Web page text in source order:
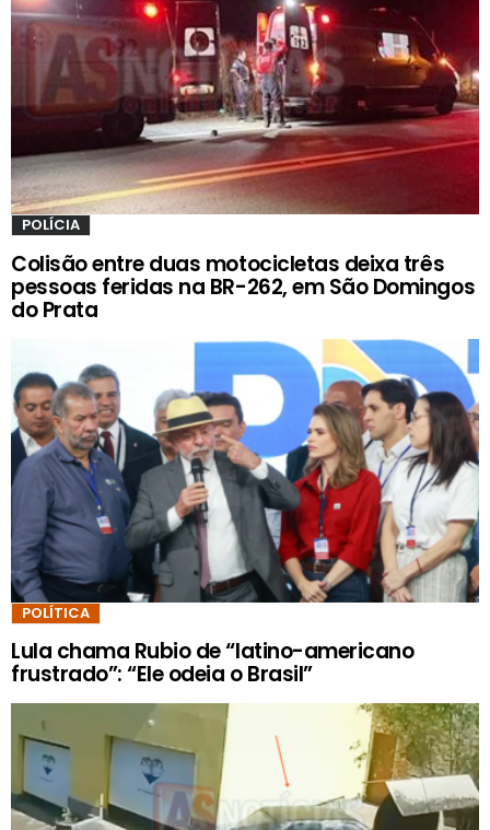
POLÍCIA
Colisão entre duas motocicletas deixa três
pessoas feridas na BR-262, em São Domingos
do Prata
POLÍTICA
Lula chama Rubio de “latino-americano
frustrado”: “Ele odeia o Brasil”